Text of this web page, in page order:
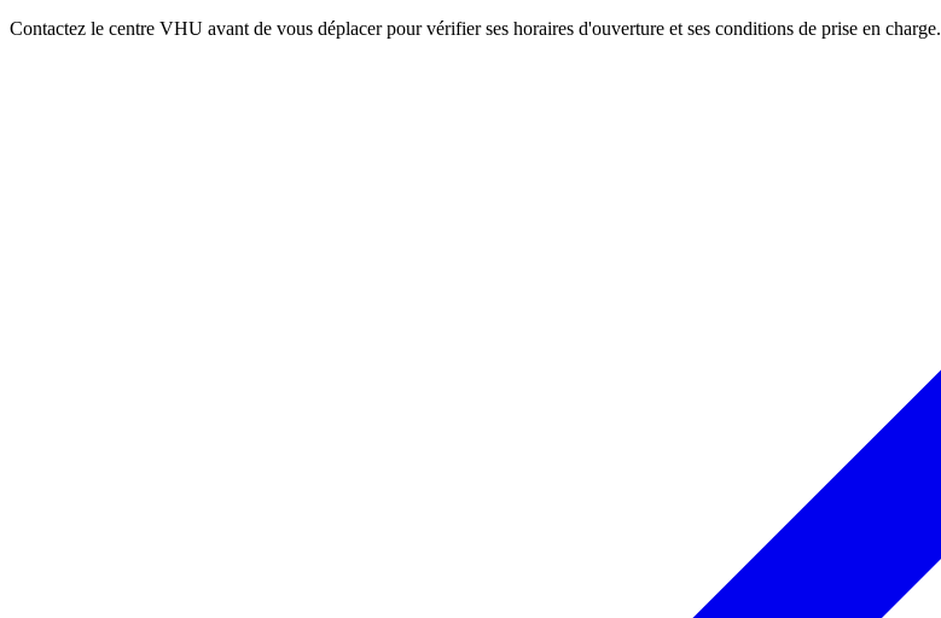
Contactez le centre VHU avant de vous déplacer pour vérifier ses horaires d'ouverture et ses conditions de prise en charge.